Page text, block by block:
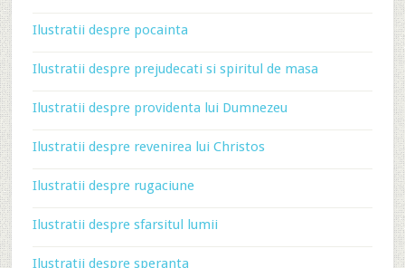
Ilustratii despre pocainta
Ilustratii despre prejudecati si spiritul de masa
Ilustratii despre providenta lui Dumnezeu
Ilustratii despre revenirea lui Christos
Ilustratii despre rugaciune
Ilustratii despre sfarsitul lumii
Ilustratii despre speranta